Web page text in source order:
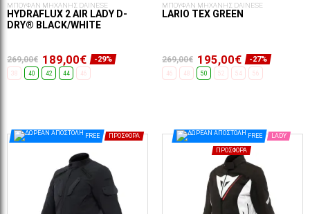
ΜΠΟΥΦΑΝ ΜΗΧΑΝΗΣ DAINESE
HYDRAFLUX 2 AIR LADY D-
DRY® BLACK/WHITE
269,00€ 189,00€ -29%
38 40 42 44 46
ΜΠΟΥΦΑΝ ΜΗΧΑΝΗΣ DAINESE
LARIO TEX GREEN
269,00€ 195,00€ -27%
46 48 50 52 54 56
FREE ΠΡΟΣΦΟΡΆ FREE LADY
ΠΡΟΣΦΟΡΆ